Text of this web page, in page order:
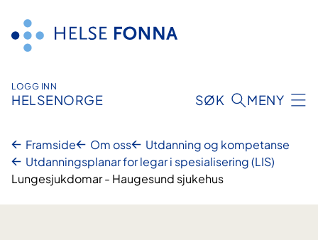
innhald
LOGG INN
HELSENORGE SØK MENY
Framside Om oss
Utdanning og kompetanse
Utdanningsplanar for legar i spesialisering (LIS)
Lungesjukdomar - Haugesund sjukehus